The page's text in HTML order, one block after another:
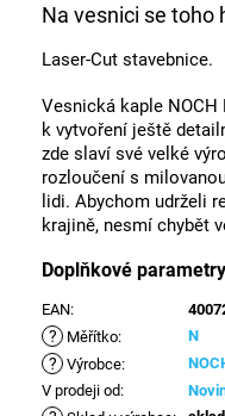
Na vesnici se toho
Laser-Cut stavebnice.
Vesnická kaple
k vytvoření ještě
zde slaví své velké
rozloučení s
lidi. Abychom udrželi
krajině, nesmí chybět
Doplňkové parametry
EAN:
? Měřítko: N
? Výrobce:
V prodeji od: